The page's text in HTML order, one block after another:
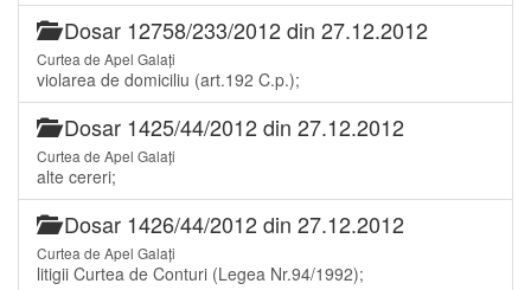
Dosar 12758/233/2012 din 27.12.2012
Curtea de Apel Galați
violarea de domiciliu (art.192 C.p.);
Dosar 1425/44/2012 din 27.12.2012
Curtea de Apel Galați
alte cereri;
Dosar 1426/44/2012 din 27.12.2012
Curtea de Apel Galați
litigii Curtea de Conturi (Legea Nr.94/1992);